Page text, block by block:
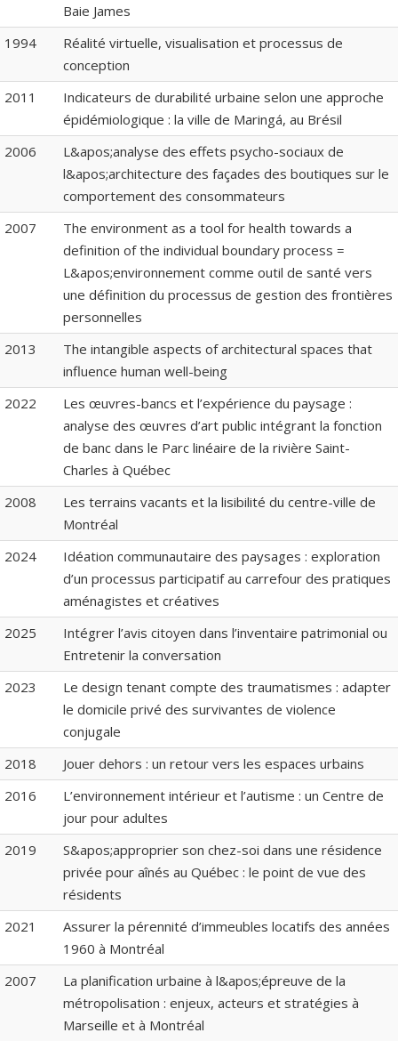
Baie James
1994
Réalité virtuelle, visualisation et processus de
conception
2011
Indicateurs de durabilité urbaine selon une approche
épidémiologique : la ville de Maringá, au Brésil
2006
L&apos;analyse des effets psycho-sociaux de
l&apos;architecture des façades des boutiques sur le
comportement des consommateurs
2007
The environment as a tool for health towards a
definition of the individual boundary process =
L&apos;environnement comme outil de santé vers
une définition du processus de gestion des frontières
personnelles
2013
The intangible aspects of architectural spaces that
influence human well-being
2022
Les œuvres-bancs et l’expérience du paysage :
analyse des œuvres d’art public intégrant la fonction
de banc dans le Parc linéaire de la rivière Saint-
Charles à Québec
2008
Les terrains vacants et la lisibilité du centre-ville de
Montréal
2024
Idéation communautaire des paysages : exploration
d’un processus participatif au carrefour des pratiques
aménagistes et créatives
2025
Intégrer l’avis citoyen dans l’inventaire patrimonial ou
Entretenir la conversation
2023
Le design tenant compte des traumatismes : adapter
le domicile privé des survivantes de violence
conjugale
2018
Jouer dehors : un retour vers les espaces urbains
2016
L’environnement intérieur et l’autisme : un Centre de
jour pour adultes
2019
S&apos;approprier son chez-soi dans une résidence
privée pour aînés au Québec : le point de vue des
résidents
2021
Assurer la pérennité d’immeubles locatifs des années
1960 à Montréal
2007
La planification urbaine à l&apos;épreuve de la
métropolisation : enjeux, acteurs et stratégies à
Marseille et à Montréal